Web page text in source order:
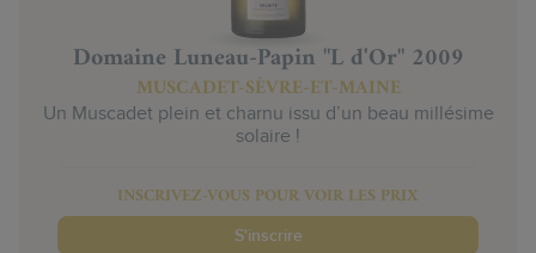
Domaine Luneau-Papin "L d'Or" 2009
MUSCADET-SÈVRE-ET-MAINE
Un Muscadet plein et charnu issu d’un beau millésime
solaire !
INSCRIVEZ-VOUS POUR VOIR LES PRIX
S'inscrire